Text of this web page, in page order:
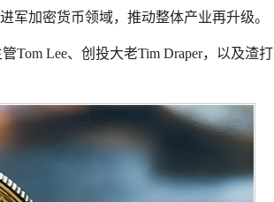
军加密货币领域，推动整体产业再升级。
Tom Lee、创投大老Tim Draper，以及渣打